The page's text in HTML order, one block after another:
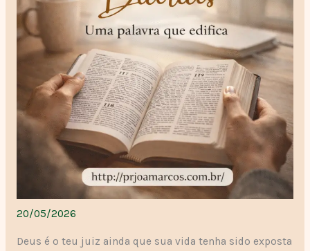
20/05/2026
Deus é o teu juiz ainda que sua vida tenha sido exposta